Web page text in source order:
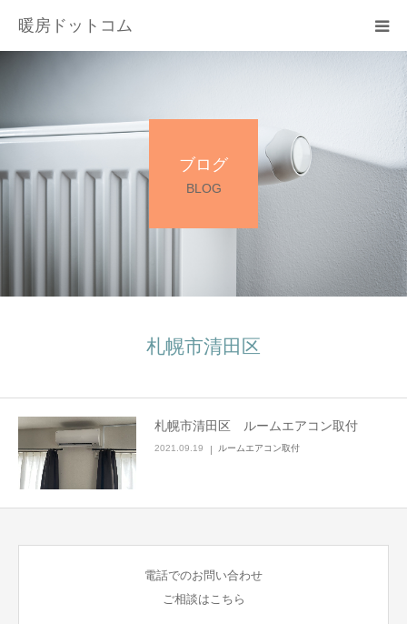
暖房ドットコム
ブログ
BLOG
札幌市清田区
札幌市清田区 ルームエアコン取付
2021.09.19 ルームエアコン取付
電話でのお問い合わせ
ご相談はこちら
サービス一覧
その他サービス